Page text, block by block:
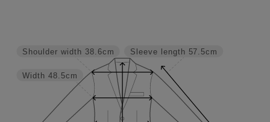
Sleeve length 57.5cm
Width 48.5cm
Shoulder width 38.6cm